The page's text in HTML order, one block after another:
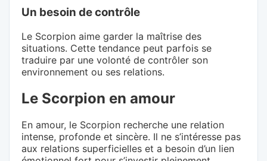
Un besoin de contrôle
Le Scorpion aime garder la maîtrise des
situations. Cette tendance peut parfois se
traduire par une volonté de contrôler son
environnement ou ses relations.
Le Scorpion en amour
En amour, le Scorpion recherche une relation
intense, profonde et sincère. Il ne s’intéresse pas
aux relations superficielles et a besoin d’un lien